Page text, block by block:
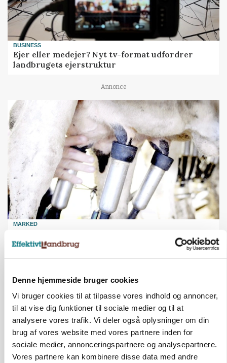
Denne hjemmeside bruger cookies
Vi bruger cookies til at tilpasse vores indhold og annoncer,
til at vise dig funktioner til sociale medier og til at
analysere vores trafik. Vi deler også oplysninger om din
brug af vores website med vores partnere inden for
sociale medier, annonceringspartnere og analysepartnere.
Vores partnere kan kombinere disse data med andre
BUSINESS
Ejer eller medejer? Nyt tv-format udfordrer
landbrugets ejerstruktur
Annonce
MARKED
BUSINESS
Fra mark til mur: Byggeriet kan åbne nyt
marked for biokul
Annonce
Loading...